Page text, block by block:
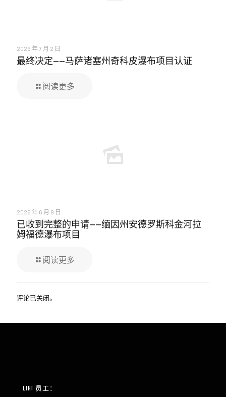
2026 年 7 月 2 日
最终决定——马萨诸塞州奇科皮瀑布项目认证
阅读更多
2026 年 6 月 9 日
已收到完整的申请——缅因州安德罗斯科金河拉
姆福德瀑布项目
阅读更多
评论已关闭。
LIHI 员工：